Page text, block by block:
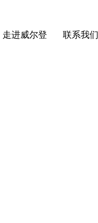
走进威尔登 联系我们